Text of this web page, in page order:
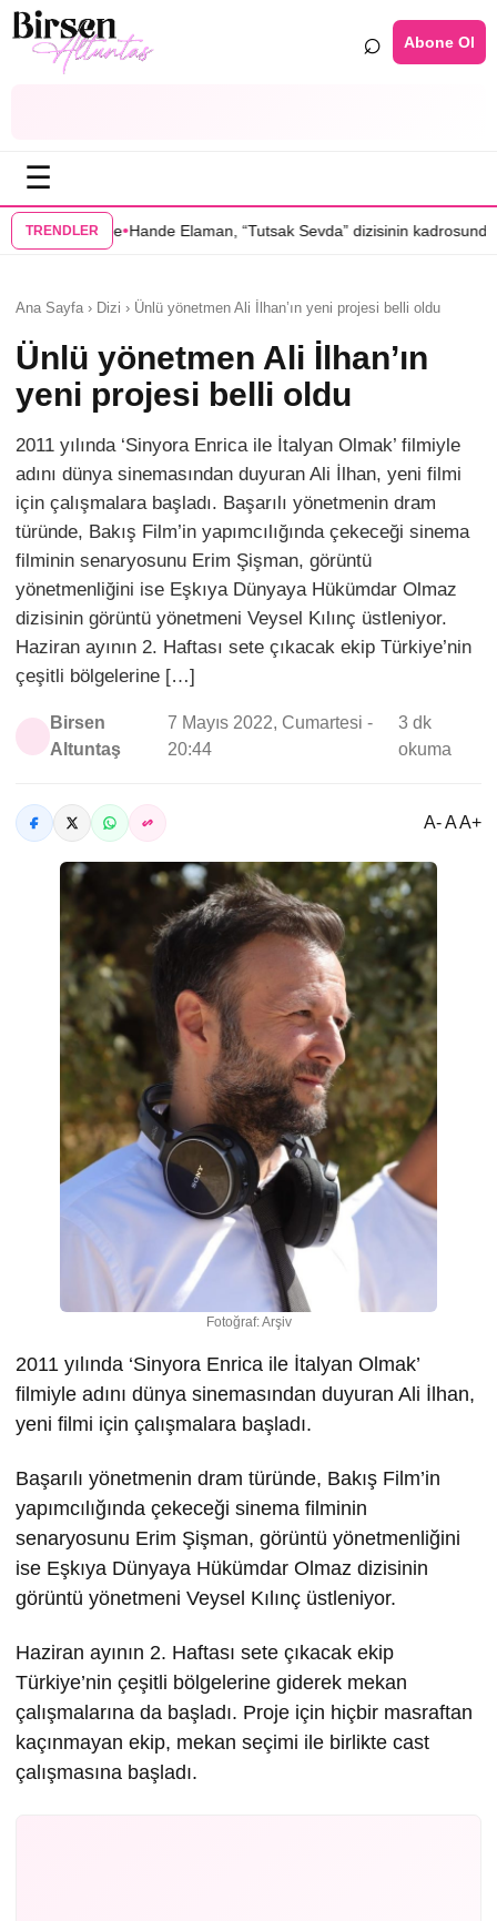
⌕ Abone Ol
☰
TRENDLER
Elaman, “Tutsak Sevda” dizisinin kadrosunda•Serenay
Ana Sayfa › Dizi › Ünlü yönetmen Ali İlhan’ın yeni projesi belli oldu
Ünlü yönetmen Ali İlhan’ın
yeni projesi belli oldu
2011 yılında ‘Sinyora Enrica ile İtalyan Olmak’ filmiyle
adını dünya sinemasından duyuran Ali İlhan, yeni filmi
için çalışmalara başladı. Başarılı yönetmenin dram
türünde, Bakış Film’in yapımcılığında çekeceği sinema
filminin senaryosunu Erim Şişman, görüntü
yönetmenliğini ise Eşkıya Dünyaya Hükümdar Olmaz
dizisinin görüntü yönetmeni Veysel Kılınç üstleniyor.
Haziran ayının 2. Haftası sete çıkacak ekip Türkiye’nin
çeşitli bölgelerine […]
Birsen
Altuntaş
7 Mayıs 2022, Cumartesi -
20:44
3 dk
okuma
A- A A+
Fotoğraf: Arşiv
2011 yılında ‘Sinyora Enrica ile İtalyan Olmak’
filmiyle adını dünya sinemasından duyuran Ali İlhan,
yeni filmi için çalışmalara başladı.
Başarılı yönetmenin dram türünde, Bakış Film’in
yapımcılığında çekeceği sinema filminin
senaryosunu Erim Şişman, görüntü yönetmenliğini
ise Eşkıya Dünyaya Hükümdar Olmaz dizisinin
görüntü yönetmeni Veysel Kılınç üstleniyor.
Haziran ayının 2. Haftası sete çıkacak ekip
Türkiye’nin çeşitli bölgelerine giderek mekan
çalışmalarına da başladı. Proje için hiçbir masraftan
kaçınmayan ekip, mekan seçimi ile birlikte cast
çalışmasına başladı.